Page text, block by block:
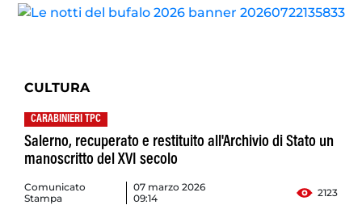
CULTURA
CARABINIERI TPC
Salerno, recuperato e restituito all'Archivio di Stato un
manoscritto del XVI secolo
Comunicato
Stampa
07 marzo 2026
09:14
2123